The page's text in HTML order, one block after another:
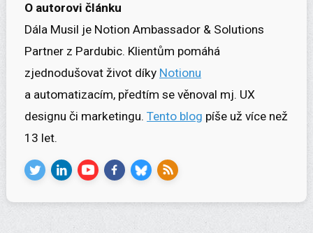
O autorovi článku
Dála Musil je Notion Ambassador & Solutions
Partner z Pardubic. Klientům pomáhá
zjednodušovat život díky Notionu
a automatizacím, předtím se věnoval mj. UX
designu či marketingu.Tento blog píše už více než
13 let.